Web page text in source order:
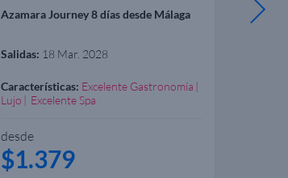
Azamara Journey 8 días desde Málaga
Salidas: 18 Mar. 2028
Características: Excelente Gastronomía
Lujo
Excelente Spa
desde
$1.379